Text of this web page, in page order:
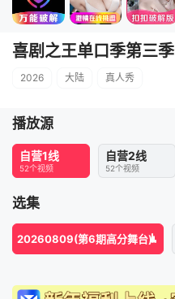
喜剧之王单口季第三季
2026 大陆 真人秀
播放源
自营1线
52个视频
自营2线
52个视频
选集
20260809(第6期高分舞台)